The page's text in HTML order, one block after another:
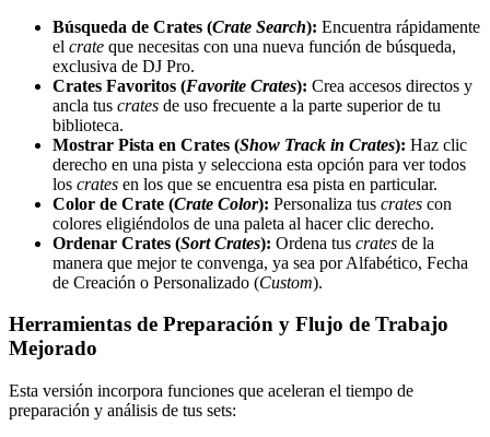
Búsqueda de Crates (Crate Search): Encuentra rápidamente
el crate que necesitas con una nueva función de búsqueda,
exclusiva de DJ Pro.
Crates Favoritos (Favorite Crates): Crea accesos directos y
ancla tus crates de uso frecuente a la parte superior de tu
biblioteca.
Mostrar Pista en Crates (Show Track in Crates): Haz clic
derecho en una pista y selecciona esta opción para ver todos
los crates en los que se encuentra esa pista en particular.
Color de Crate (Crate Color): Personaliza tus crates con
colores eligiéndolos de una paleta al hacer clic derecho.
Ordenar Crates (Sort Crates): Ordena tus crates de la
manera que mejor te convenga, ya sea por Alfabético, Fecha
de Creación o Personalizado (Custom).
Herramientas de Preparación y Flujo de Trabajo
Mejorado
Esta versión incorpora funciones que aceleran el tiempo de
preparación y análisis de tus sets: